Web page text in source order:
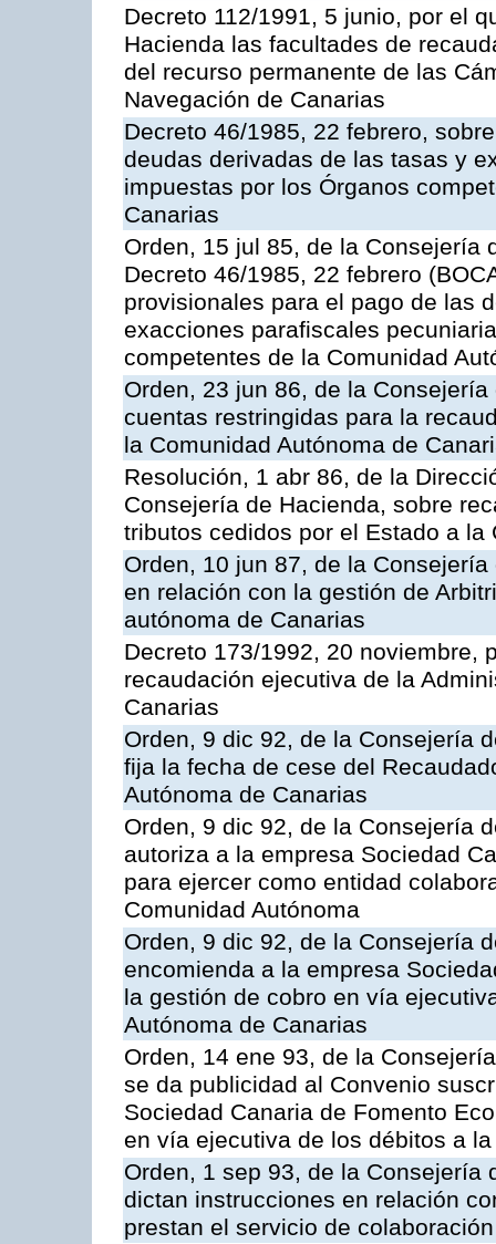
Decreto 112/1991, 5 junio, por el
Hacienda las facultades de
del recurso permanente de las
Navegación de Canarias
Decreto 46/1985, 22 febrero,
deudas derivadas de las tasas y
impuestas por los Órganos
Canarias
Orden, 15 jul 85, de la Consejería
Decreto 46/1985, 22 febrero
provisionales para el pago de las
exacciones parafiscales
competentes de la Comunidad
Orden, 23 jun 86, de la
cuentas restringidas para la
la Comunidad Autónoma de
Resolución, 1 abr 86, de la
Consejería de Hacienda, sobre
tributos cedidos por el Estado a
Orden, 10 jun 87, de la
en relación con la gestión de
autónoma de Canarias
Decreto 173/1992, 20 noviembre,
recaudación ejecutiva de la
Canarias
Orden, 9 dic 92, de la Consejería
fija la fecha de cese del
Autónoma de Canarias
Orden, 9 dic 92, de la Consejería
autoriza a la empresa Sociedad
para ejercer como entidad
Comunidad Autónoma
Orden, 9 dic 92, de la Consejería
encomienda a la empresa
la gestión de cobro en vía
Autónoma de Canarias
Orden, 14 ene 93, de la
se da publicidad al Convenio
Sociedad Canaria de Fomento
en vía ejecutiva de los débitos a
Orden, 1 sep 93, de la Consejería
dictan instrucciones en relación
prestan el servicio de